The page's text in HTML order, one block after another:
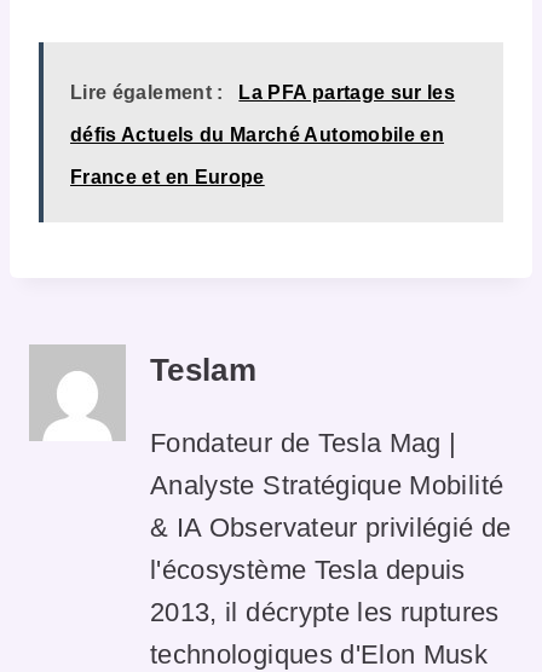
Lire également : La PFA partage sur les
défis Actuels du Marché Automobile en
France et en Europe
Teslam
Fondateur de Tesla Mag |
Analyste Stratégique Mobilité
& IA Observateur privilégié de
l'écosystème Tesla depuis
2013, il décrypte les ruptures
technologiques d'Elon Musk